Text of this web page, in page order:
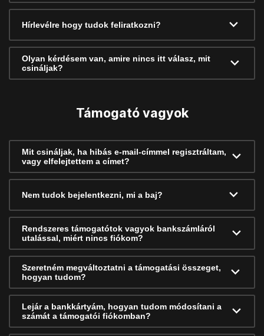
Hírlevélre hogy tudok feliratkozni?
Olyan kérdésem van, amire nincs itt válasz, mit
csináljak?
Támogató vagyok
Mit csináljak, ha hibás e-mail-címmel regisztráltam,
vagy elfelejtettem a címet?
Nem tudok bejelentkezni, mi a baj?
Rendszeres támogatótok vagyok bankszámláról
utalással, miért nincs fiókom?
Szeretném megváltoztatni a támogatási összeget,
hogyan tudom?
Lejár a bankkártyám, hogyan tudom módosítani a
számát a támogatói fiókomban?